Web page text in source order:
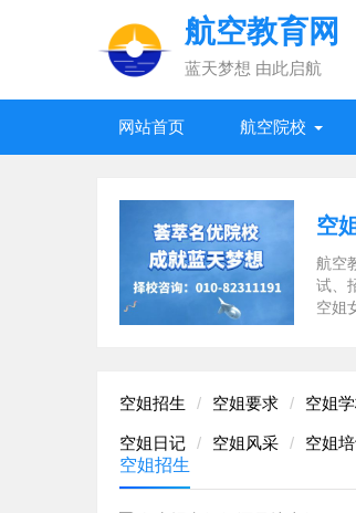
航空教育网
蓝天梦想 由此启航
网站首页 航空院校
空
航空
试、
空姐
空姐招生 空姐要求 空姐
空姐日记 空姐风采 空姐培
空姐招生